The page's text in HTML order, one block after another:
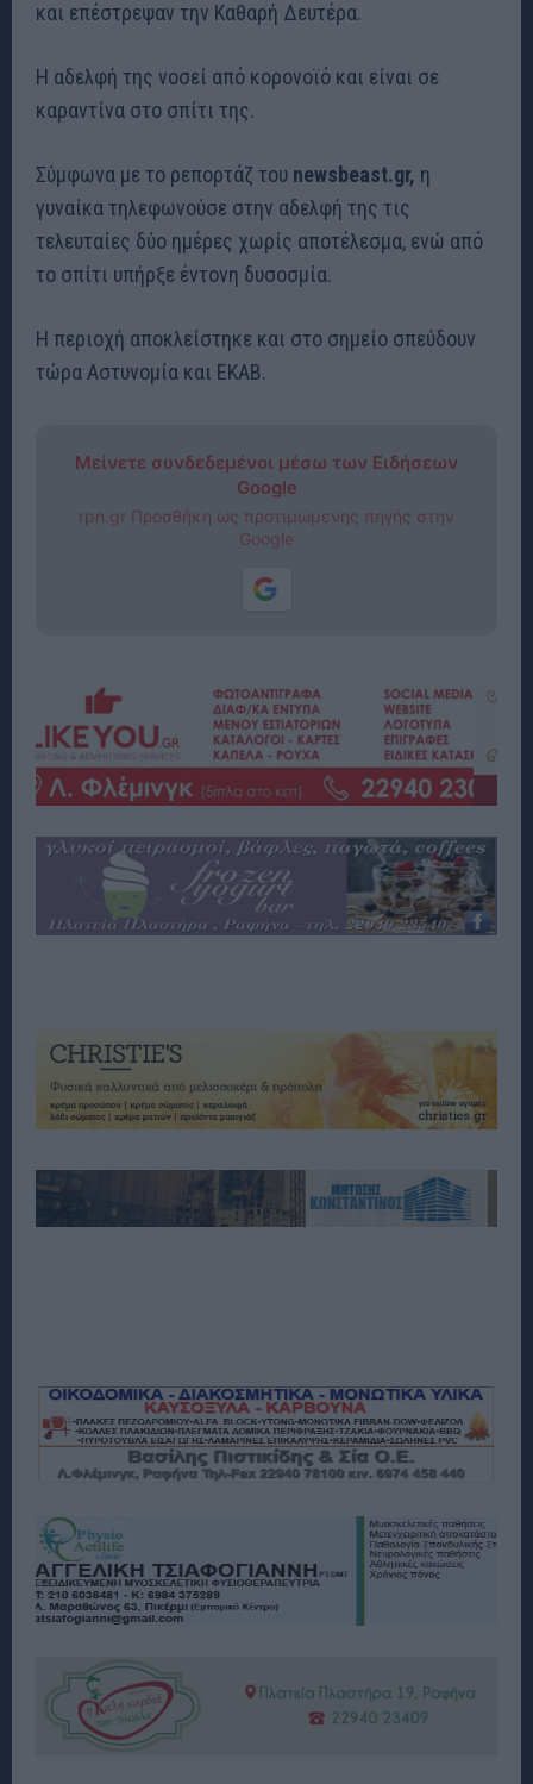
και επέστρεψαν την Καθαρή Δευτέρα.
Η αδελφή της νοσεί από κορονοϊό και είναι σε
καραντίνα στο σπίτι της.
Σύμφωνα με το ρεπορτάζ του newsbeast.gr, η
γυναίκα τηλεφωνούσε στην αδελφή της τις
τελευταίες δύο ημέρες χωρίς αποτέλεσμα, ενώ από
το σπίτι υπήρξε έντονη δυσοσμία.
Η περιοχή αποκλείστηκε και στο σημείο σπεύδουν
τώρα Αστυνομία και ΕΚΑΒ.
Μείνετε συνδεδεμένοι μέσω των Ειδήσεων
Google
rpn.gr Προσθήκη ως προτιμώμενης πηγής στην
Google